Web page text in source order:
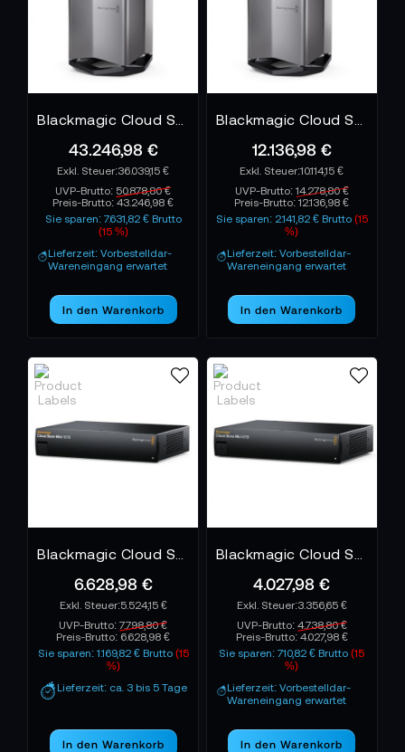
43.246,98 €
36.039,15 €
UVP-Brutto: 50.878,80 €
Preis-Brutto:43.246,98 €
Sie sparen: 7.631,82 € Brutto
(15 %)
Lieferzeit: Vorbestelldar-
Wareneingang erwartet
In den Warenkorb
12.136,98 €
10.114,15 €
UVP-Brutto: 14.278,80 €
Preis-Brutto:12.136,98 €
Sie sparen: 2.141,82 € Brutto (15
%)
Lieferzeit: Vorbestelldar-
Wareneingang erwartet
In den Warenkorb
6.628,98 €
5.524,15 €
UVP-Brutto:7.798,80 €
Preis-Brutto: 6.628,98 €
Sie sparen: 1.169,82 € Brutto (15
%)
Lieferzeit: ca. 3 bis 5 Tage
In den Warenkorb
4.027,98 €
3.356,65 €
UVP-Brutto: 4.738,80 €
Preis-Brutto: 4.027,98 €
Sie sparen: 710,82 € Brutto(15
%)
Lieferzeit: Vorbestelldar-
Wareneingang erwartet
In den Warenkorb